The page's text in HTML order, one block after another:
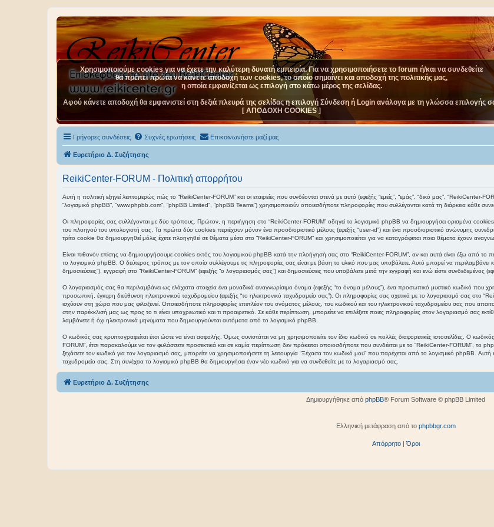
Γρήγορες συνδέσεις Συχνές ερωτήσεις Επικοινωνήστε μαζί μας
Ευρετήριο Δ. Συζήτησης
ReikiCenter-FORUM - Πολιτική απορρήτου
Αυτή η πολιτική εξηγεί λεπτομερώς πώς το “ReikiCenter-FORUM” και οι εταιρείες που συνδέονται στενά με αυτό (εφεξής “εμείς”, “εμάς”, “δικό μας”, “ReikiCenter-
“λογισμικό phpBB”, “www.phpbb.com”, “phpBB Limited”, “phpBB Teams”) χρησιμοποιούν οποιεσδήποτε πληροφορίες που συλλέγονται κατά τη διάρκεια κάθε
Οι πληροφορίες σας συλλέγονται με δύο τρόπους. Πρώτον, η περιήγηση στο “ReikiCenter-FORUM” οδηγεί το λογισμικό phpBB να δημιουργήσει ορισμένα
του πλοηγού του υπολογιστή σας. Τα πρώτα δύο cookies περιέχουν μόνον ένα προσδιοριστικό μέλους (εφεξής “user-id”) και ένα προσδιοριστικό ανώνυμης
τρίτο cookie θα δημιουργηθεί μόλις έχετε πλοηγηθεί σε θέματα μέσα στο “ReikiCenter-FORUM” και χρησιμοποιείται για να καταγράφεται ποια θέματα έχουν
Είναι πιθανόν επίσης να δημιουργήσουμε cookies εκτός του λογισμικού phpBB κατά την πλοήγησή σας στο “ReikiCenter-FORUM”, αν και αυτά είναι έξω από το
το λογισμικό phpBB. Ο δεύτερος τρόπος με τον οποίο συλλέγουμε τις πληροφορίες σας είναι με βάση το υλικό που μας υποβάλετε. Αυτό μπορεί να περιλαμβάνει
δημοσιεύσεις”), εγγραφή στο “ReikiCenter-FORUM” (εφεξής “ο λογαριασμός σας”) και δημοσιεύσεις που υποβάλετε μετά την εγγραφή και ενώ είστε συνδεδεμένος
Ο λογαριασμός σας θα περιλαμβάνει ως ελάχιστα στοιχεία ένα μοναδικά αναγνωρίσιμο όνομα (εφεξής “το όνομα μέλους”), ένα προσωπικό μυστικό κωδικό που
προσωπική, έγκυρη διεύθυνση ηλεκτρονικού ταχυδρομείου (εφεξής “το ηλεκτρονικό ταχυδρομείο σας”). Οι πληροφορίες σας σχετικά με το λογαριασμό σας στο
ισχύουν στη χώρα που μας φιλοξενεί. Οποιεσδήποτε πληροφορίες επιπλέον του ονόματος μέλους, του κωδικού και του ηλεκτρονικού ταχυδρομείου σας που
στην παρέκκλισή μας ως προς το τι είναι υποχρεωτικό και τι προαιρετικό. Σε κάθε περίπτωση, μπορείτε να επιλέξετε ποιες πληροφορίες στον λογαριασμό σας
λαμβάνετε ή όχι ηλεκτρονικά μηνύματα που δημιουργούνται αυτόματα από το λογισμικό phpBB.
Ο κωδικός σας κρυπτογραφείται έτσι ώστε να είναι ασφαλής. Όμως συνιστάται να μη χρησιμοποιείτε τον ίδιο κωδικό σε πολλές διαφορετικές ιστοσελίδες. Ο
FORUM”, έτσι παρακαλούμε να τον φυλάσσετε προσεκτικά και σε καμία περίπτωση δεν πρόκειται οποιοσδήποτε που συνδέεται με το “ReikiCenter-FORUM”, το
ξεχάσετε τον κωδικό για τον λογαριασμό σας, μπορείτε να χρησιμοποιήσετε τη λειτουργία “Ξέχασα τον κωδικό μου” που παρέχεται από το λογισμικό phpBB.
ταχυδρομείο σας. Στη συνέχεια το λογισμικό phpBB θα δημιουργήσει έναν νέο κωδικό για να συνδεθείτε με το λογαριασμό σας.
Χρησιμοποιούμε cookies για να έχετε την καλύτερη δυνατή εμπειρία. Για να χρησιμοποιήσετε το forum ή/και να συνδεθείτε
θα πρέπει πρώτα να κάνετε αποδοχή των cookies, το οποίο σημαίνει και αποδοχή της πολιτικής μας,
η οποία εμφανίζεται ως επιλογή στο κάτω μέρος της σελίδας.
Αφού κάνετε αποδοχή θα εμφανιστεί στη δεξιά πλευρά της σελίδας η επιλογή Σύνδεση ή Login ανάλογα με τη γλώσσα επιλογής
[ ΑΠΟΔΟΧΗ COOKIES ]
Ευρετήριο Δ. Συζήτησης
Δημιουργήθηκε από phpBB® Forum Software © phpBB Limited
Ελληνική μετάφραση από το phpbbgr.com
Απόρρητο|Όροι